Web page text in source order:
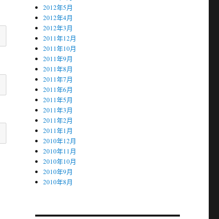
2012年5月
2012年4月
2012年3月
2011年12月
2011年10月
2011年9月
2011年8月
2011年7月
2011年6月
2011年5月
2011年3月
2011年2月
2011年1月
2010年12月
2010年11月
2010年10月
2010年9月
2010年8月